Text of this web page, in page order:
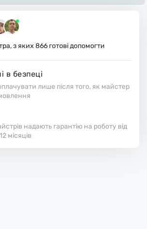
Виконавці стежать за чистотою т
місце.
з яких 866 готові допомогти
в безпеці
лише після того, як майстер
надають гарантію на роботу від
місяців